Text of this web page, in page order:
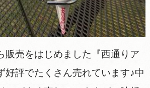
販売をはじめました『西通りア
好評でたくさん売れています♪中